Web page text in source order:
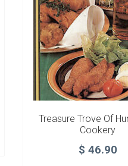
Treasure Trove Of
Cookery
$ 46.90